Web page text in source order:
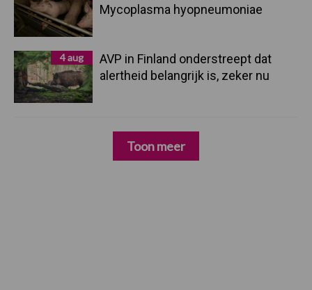
Mycoplasma hyopneumoniae
4 aug
AVP in Finland onderstreept dat
alertheid belangrijk is, zeker nu
Toon meer